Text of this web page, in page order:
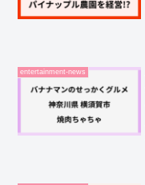
entertainment-news